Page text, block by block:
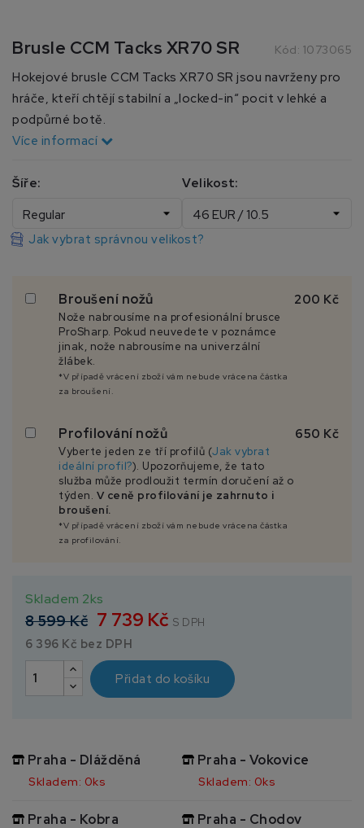
Brusle CCM Tacks XR70 SR Kód: 1073065
Hokejové brusle CCM Tacks XR70 SR jsou navrženy pro
hráče, kteří chtějí stabilní a „locked-in“ pocit v lehké a
podpůrné botě.
Více informací
Šíře: Velikost:
Jak vybrat správnou velikost?
Broušení nožů
Nože nabrousíme na profesionální brusce
ProSharp. Pokud neuvedete v poznámce
jinak, nože nabrousíme na univerzální
žlábek.
*V případě vrácení zboží vám nebude vrácena částka
za broušení.
200 Kč
Profilování nožů
Vyberte jeden ze tří profilů (Jak vybrat
ideální profil?). Upozorňujeme, že tato
služba může prodloužit termín doručení až o
týden. V ceně profilování je zahrnuto i
broušení.
*V případě vrácení zboží vám nebude vrácena částka
za profilování.
650 Kč
Skladem 2ks
8 599 Kč 7 739 Kč S DPH
6 396 Kč bez DPH
Přidat do košíku
Praha - Dlážděná
Skladem: 0ks
Praha - Vokovice
Skladem: 0ks
Praha - Kobra Praha - Chodov